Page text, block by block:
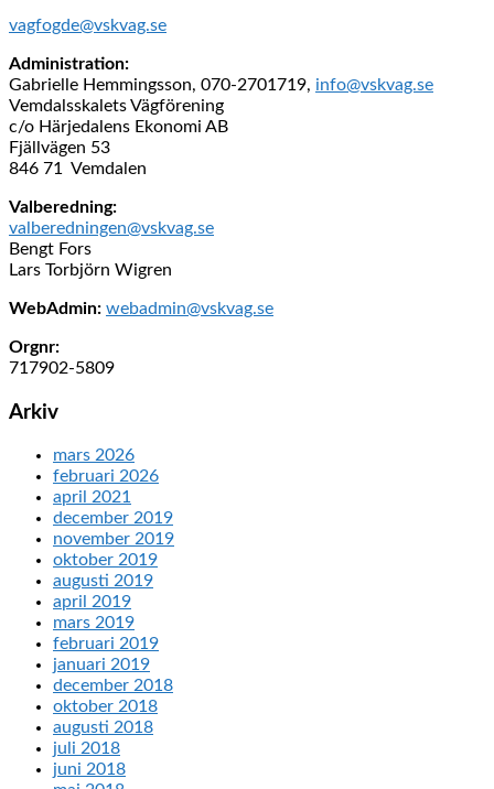
vagfogde@vskvag.se
Administration:
Gabrielle Hemmingsson, 070-2701719, info@vskvag.se
Vemdalsskalets Vägförening
c/o Härjedalens Ekonomi AB
Fjällvägen 53
846 71 Vemdalen
Valberedning:
valberedningen@vskvag.se
Bengt Fors
Lars Torbjörn Wigren
WebAdmin: webadmin@vskvag.se
Orgnr:
717902-5809
Arkiv
mars 2026
februari 2026
april 2021
december 2019
november 2019
oktober 2019
augusti 2019
april 2019
mars 2019
februari 2019
januari 2019
december 2018
oktober 2018
augusti 2018
juli 2018
juni 2018